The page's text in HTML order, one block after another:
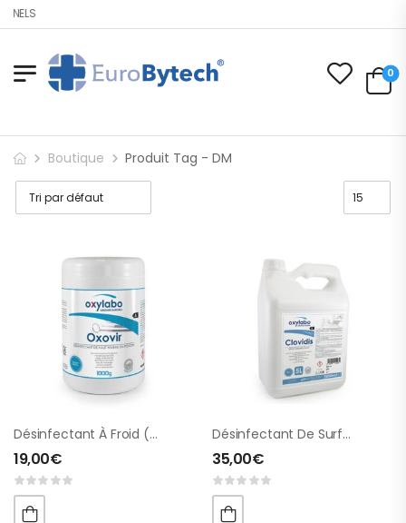
0
Boutique Produit Tag - DM
Désinfectant À Froid (dérivé D’acide Peracétique)
19,00€
Désinfectant De Surfaces (sans Alcool) 5 Litres
35,00€